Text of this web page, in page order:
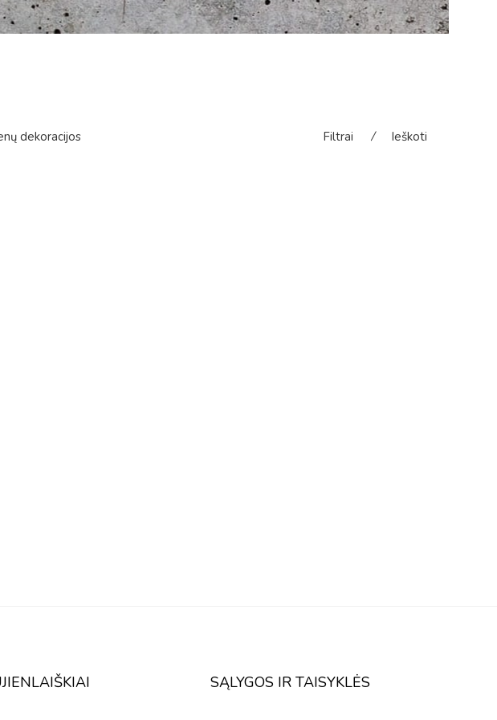
dekoracijos Filtrai ⁄ Ieškoti
SĄLYGOS IR TAISYKLĖS